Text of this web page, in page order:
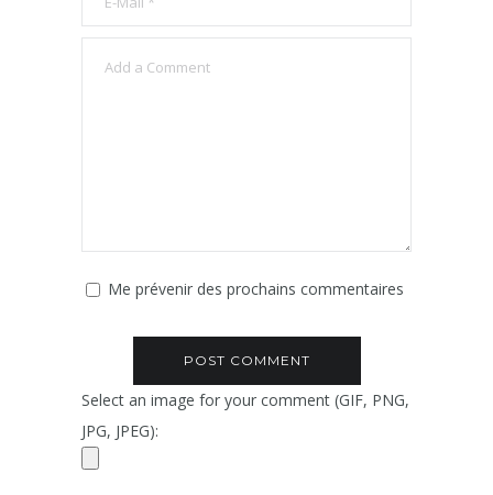
Me prévenir des prochains commentaires
Select an image for your comment (GIF, PNG,
JPG, JPEG):